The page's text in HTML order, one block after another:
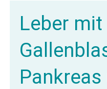
Leber mit
Pankreas